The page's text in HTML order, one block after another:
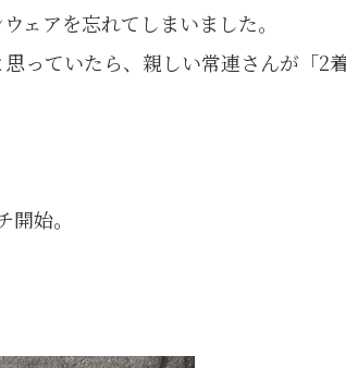
ェアを忘れてしまいました。
っていたら、親しい常連さんが「2
始。